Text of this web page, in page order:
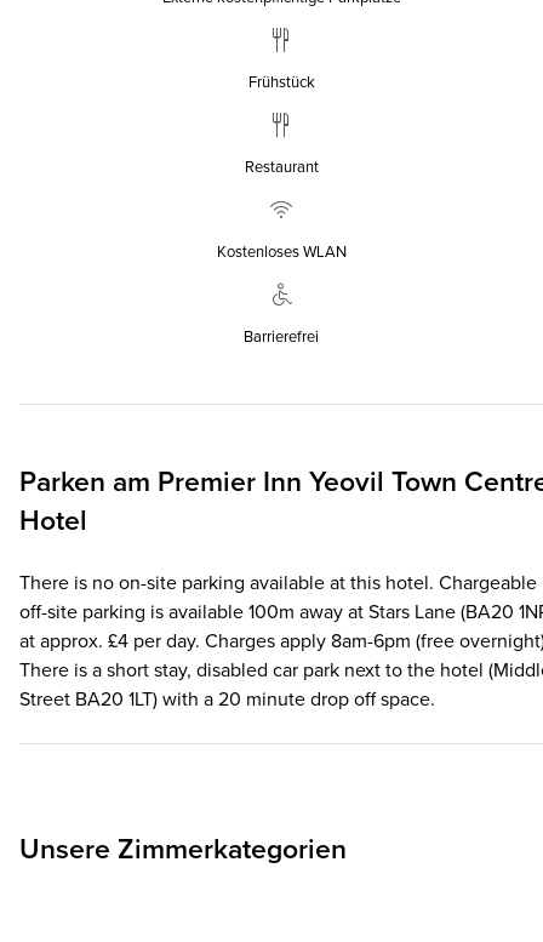
Frühstück
Restaurant
Kostenloses WLAN
Barrierefrei
Parken am Premier Inn Yeovil Town
Hotel
There is no on-site parking available at this hotel. Chargeable
off-site parking is available 100m away at Stars Lane (BA20
at approx. £4 per day. Charges apply 8am-6pm (free
There is a short stay, disabled car park next to the hotel
Street BA20 1LT) with a 20 minute drop off space.
Unsere Zimmerkategorien